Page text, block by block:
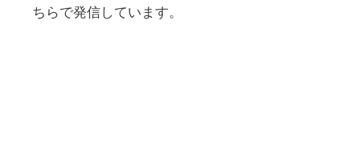
ちらで発信しています。